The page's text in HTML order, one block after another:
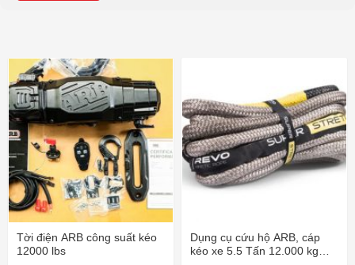
Tời điện ARB công suất kéo
12000 lbs
Dụng cụ cứu hộ ARB, cáp
kéo xe 5.5 Tấn 12.000 kg